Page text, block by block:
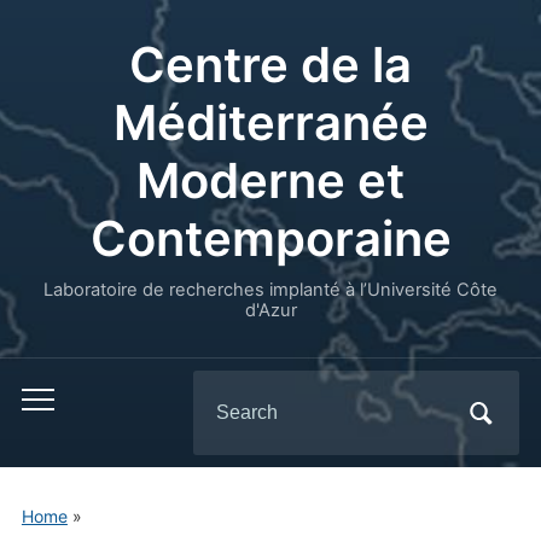
Centre de la
Méditerranée
Moderne et
Contemporaine
Laboratoire de recherches implanté à l’Université Côte
d'Azur
for:
Home»